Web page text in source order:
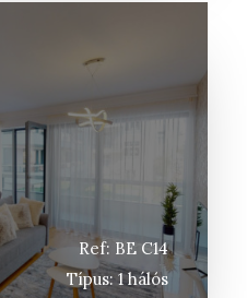
Ref: BE C14
Típus: 1 hálós